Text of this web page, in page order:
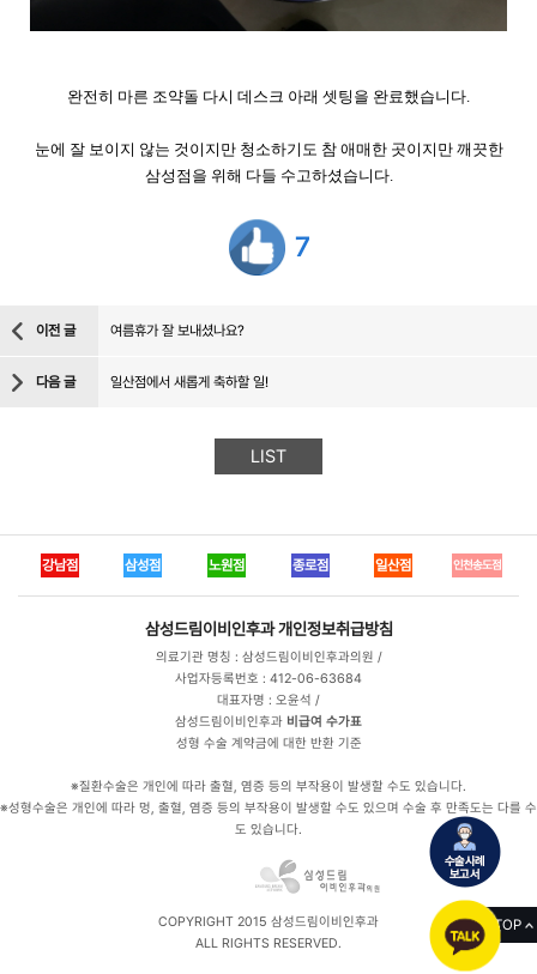
완전히 마른 조약돌 다시 데스크 아래 셋팅을 완료했습니다.
눈에 잘 보이지 않는 것이지만 청소하기도 참 애매한 곳이지만 깨끗한
삼성점을 위해 다들 수고하셨습니다.
7
이전 글 여름휴가 잘 보내셨나요?
다음 글 일산점에서 새롭게 축하할 일!
LIST
강남점 삼성점 노원점 종로점 일산점 인천송도점
삼성드림이비인후과 개인정보취급방침
의료기관 명칭 : 삼성드림이비인후과의원 /
사업자등록번호 : 412-06-63684
대표자명 : 오윤석 /
삼성드림이비인후과 비급여 수가표
성형 수술 계약금에 대한 반환 기준
※질환수술은 개인에 따라 출혈, 염증 등의 부작용이 발생할 수도 있습니다.
※성형수술은 개인에 따라 멍, 출혈, 염증 등의 부작용이 발생할 수도 있으며 수술 후 만족도는 다를 수
도 있습니다.
COPYRIGHT 2015 삼성드림이비인후과
ALL RIGHTS RESERVED.
TOP